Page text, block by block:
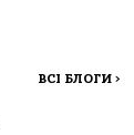
ВСІ БЛОГИ >